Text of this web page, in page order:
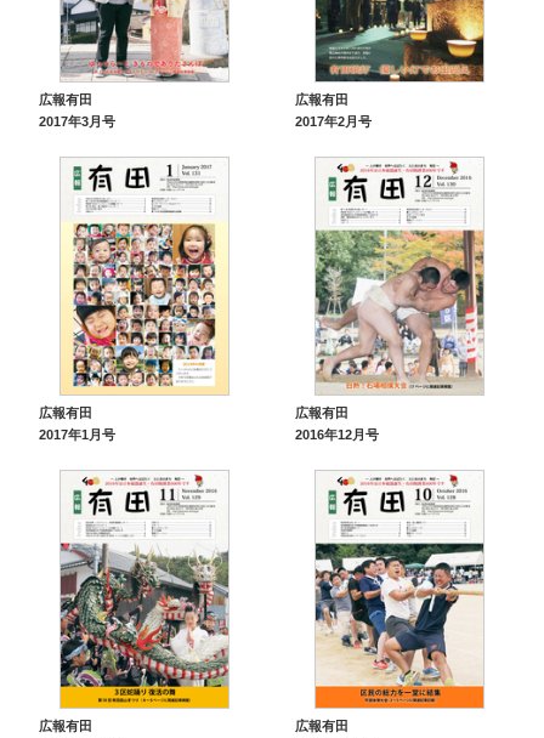
広報有田
2017年3月号
広報有田
2017年2月号
広報有田
2017年1月号
広報有田
2016年12月号
広報有田
広報有田